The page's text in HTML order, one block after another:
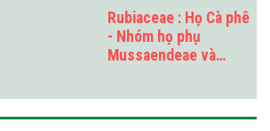
Rubiaceae : Họ Cà phê
- Nhóm họ phụ
Mussaendeae và…